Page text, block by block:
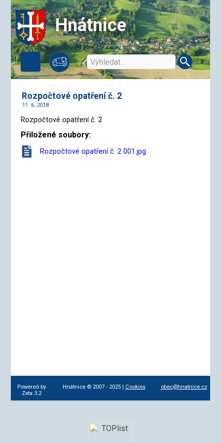
Hnátnice
Rozpočtové opatření č. 2
11. 6. 2018
Rozpočtové opatření č. 2
Přiložené soubory:
Rozpočtové opatření č. 2 001.jpg
Powered by
Zeta 3.2
Hnátnice © 2007 - 2025 | Cookies obec@hnatnice.cz